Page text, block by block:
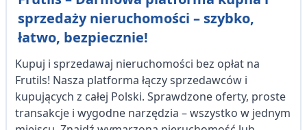
sprzedaży nieruchomości – szybko,
łatwo, bezpiecznie!
Kupuj i sprzedawaj nieruchomości bez opłat na
Frutils! Nasza platforma łączy sprzedawców i
kupujących z całej Polski. Sprawdzone oferty, proste
transakcje i wygodne narzędzia – wszystko w jednym